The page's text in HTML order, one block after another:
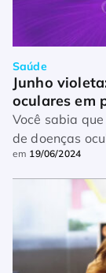
Saúde
Junho
oculares em
Você sabia
de doenças
período de
ceratocone,
em 19/06/2024